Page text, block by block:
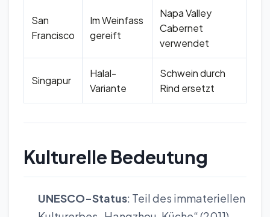
San
Francisco
Im Weinfass
gereift
Napa Valley
Cabernet
verwendet
Singapur
Halal-
Variante
Schwein durch
Rind ersetzt
Kulturelle Bedeutung
UNESCO-Status: Teil des immateriellen